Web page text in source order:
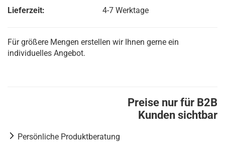
Lieferzeit:
4-7 Werktage
Für größere Mengen erstellen wir Ihnen gerne ein
individuelles Angebot.
Preise nur für B2B
Kunden sichtbar
Persönliche Produktberatung